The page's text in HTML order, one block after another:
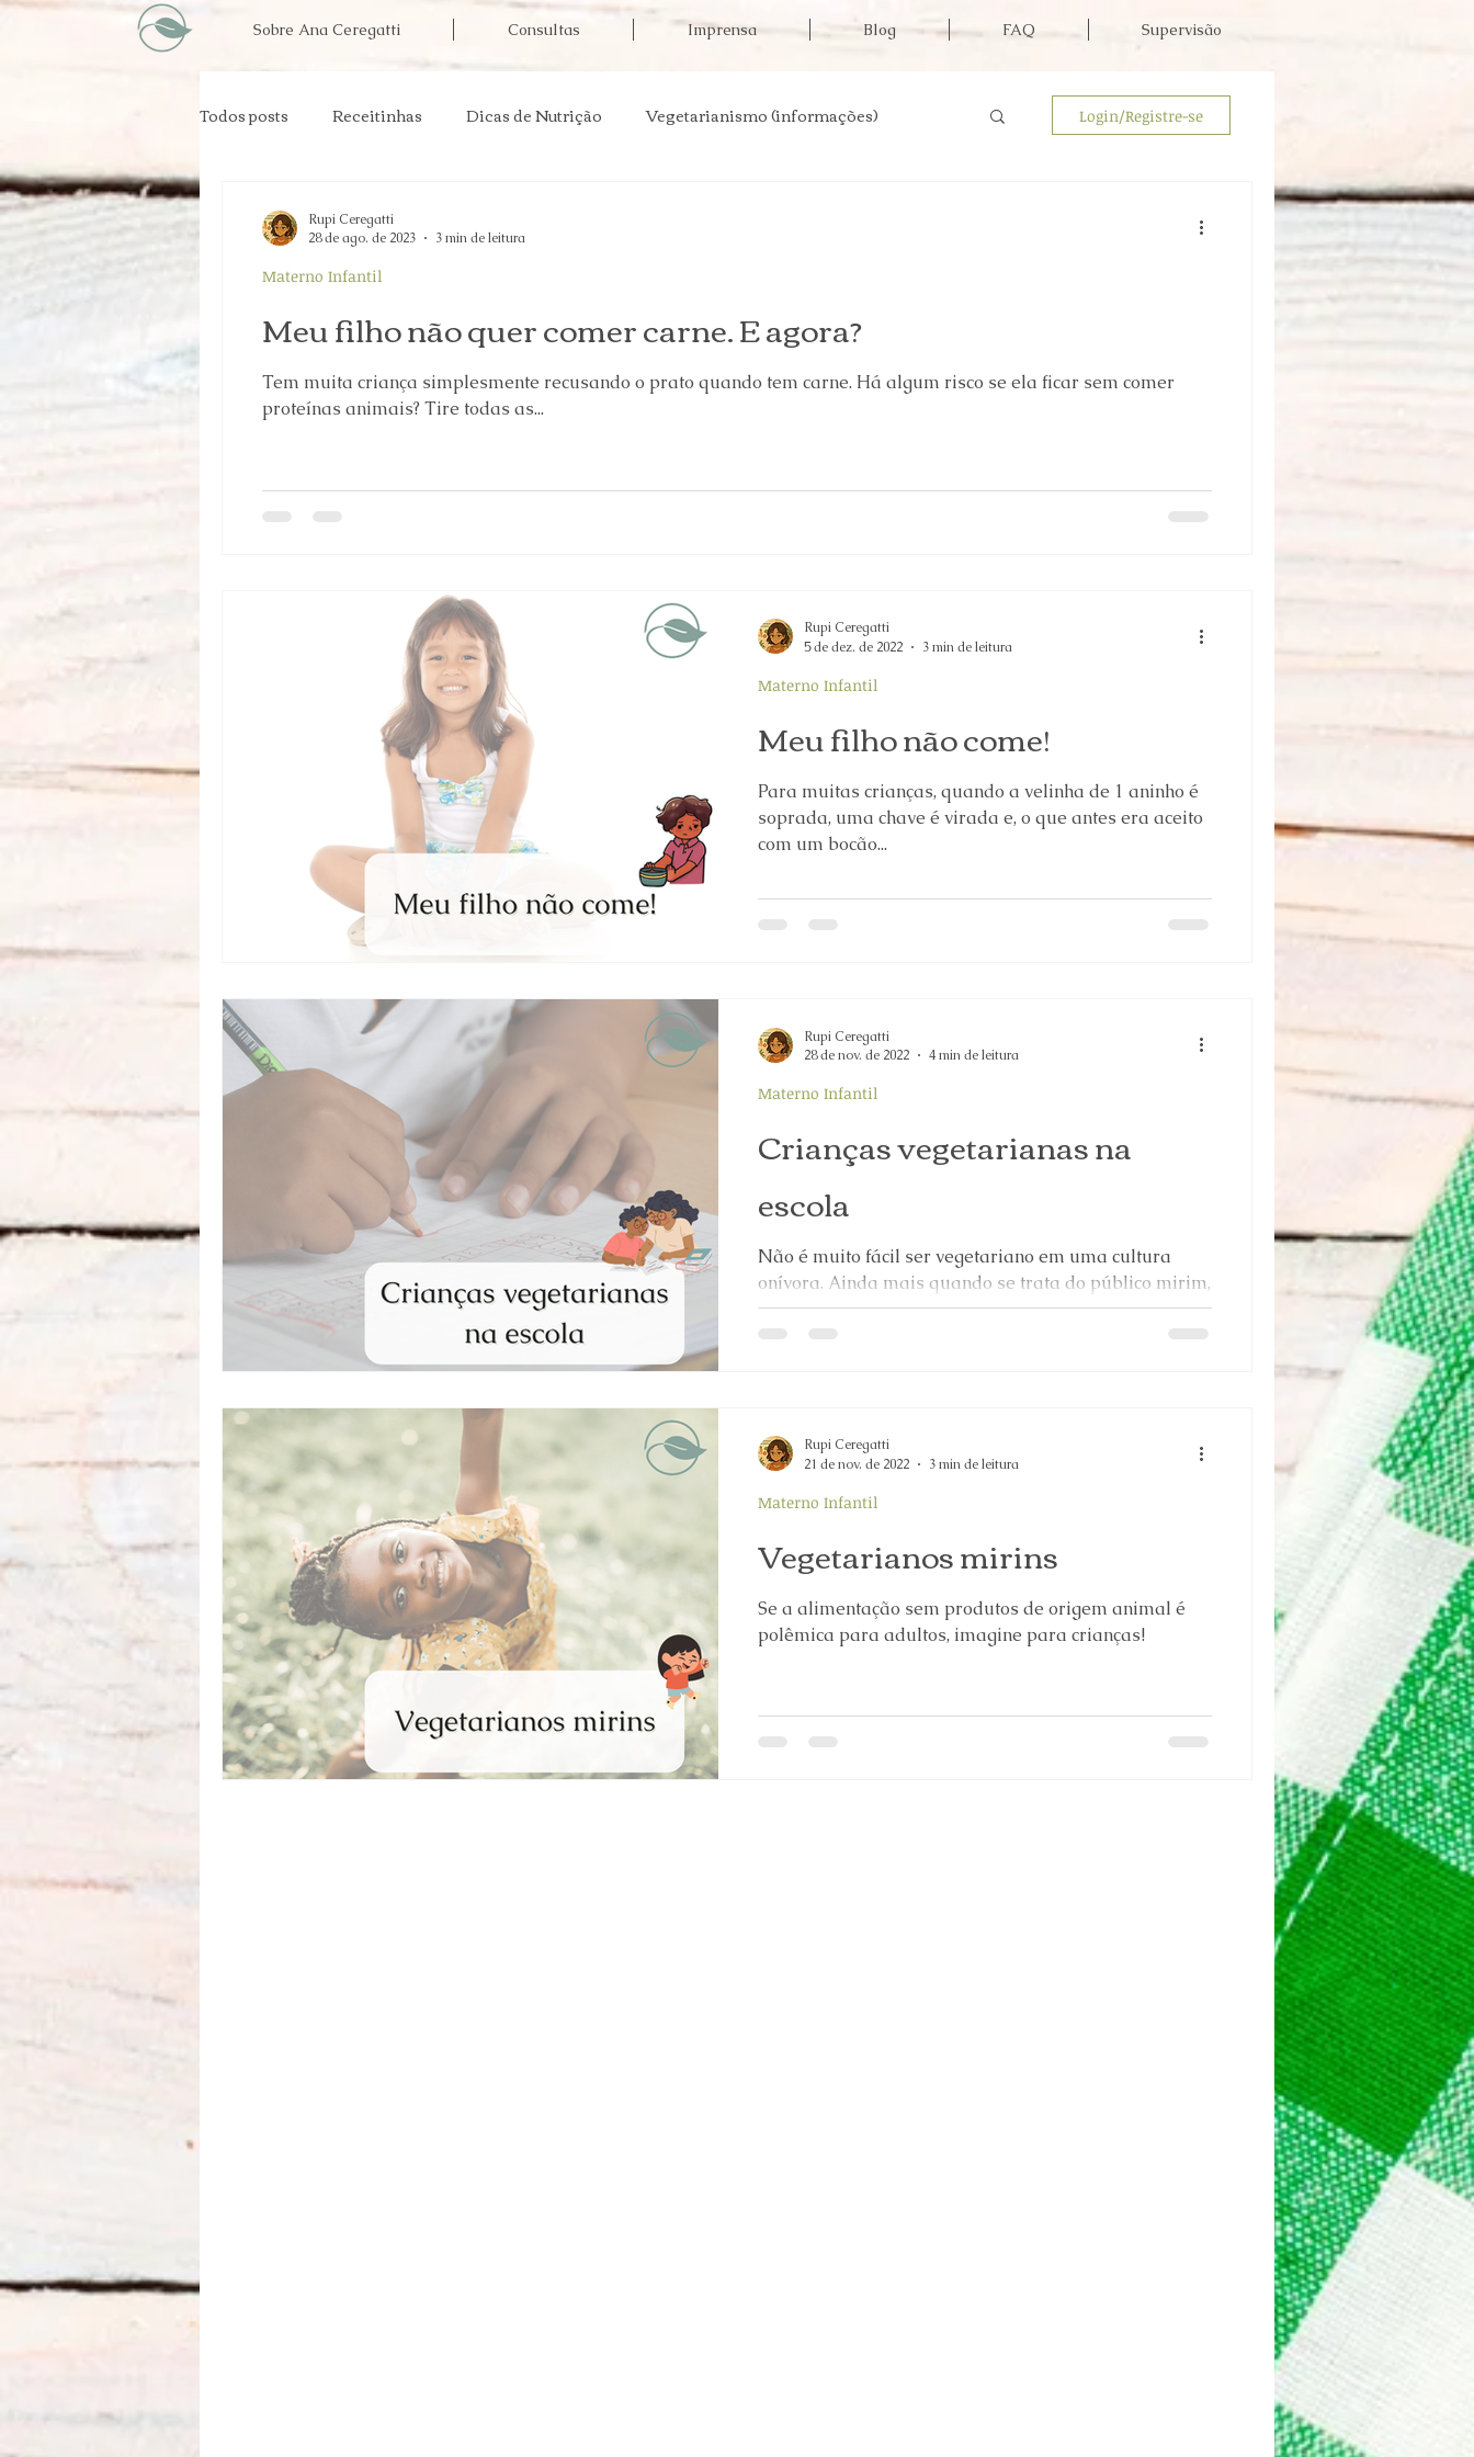
Sobre Ana Ceregatti Consultas Imprensa Blog FAQ Supervisão
Todos posts Receitinhas Dicas de Nutrição Vegetarianismo (informações)
Grupos alimentares
Login/Registre-se
Meu filho não quer comer carne. E agora?
Tem muita criança simplesmente recusando o prato quando tem carne. Há algum risco se ela ficar sem comer
proteínas animais? Tire todas as...
Materno Infantil
Rupi Ceregatti
28 de ago. de 2023
3 min de leitura
Meu filho não come!
Para muitas crianças, quando a velinha de 1 aninho é
soprada, uma chave é virada e, o que antes era aceito
com um bocão...
Materno Infantil
Rupi Ceregatti
5 de dez. de 2022
3 min de leitura
Crianças vegetarianas na
escola
Não é muito fácil ser vegetariano em uma cultura
onívora. Ainda mais quando se trata do público mirim,
onde é relativamente comum...
Materno Infantil
Rupi Ceregatti
28 de nov. de 2022
4 min de leitura
Vegetarianos mirins
Se a alimentação sem produtos de origem animal é
polêmica para adultos, imagine para crianças!
Materno Infantil
Rupi Ceregatti
21 de nov. de 2022
3 min de leitura